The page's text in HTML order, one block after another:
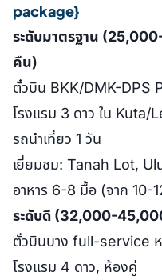
package}
ระดับมาตรฐาน
คืน)
ตั๋วบิน BKK/DMK-DPS
โรงแรม 3 ดาว ใน
รถนำเที่ยว 1 วัน
เยี่ยมชม: Tanah Lot,
อาหาร 6-8 มื้อ (จาก 10-
ระดับดี (32,000-
ตั๋วบินบาง full-service
โรงแรม 4 ดาว, ห้องคู่